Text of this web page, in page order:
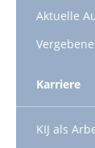
Aktuelle
Karriere
KIJ als